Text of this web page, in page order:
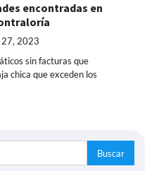
encontradas en
27, 2023
sin facturas que
chica que exceden los